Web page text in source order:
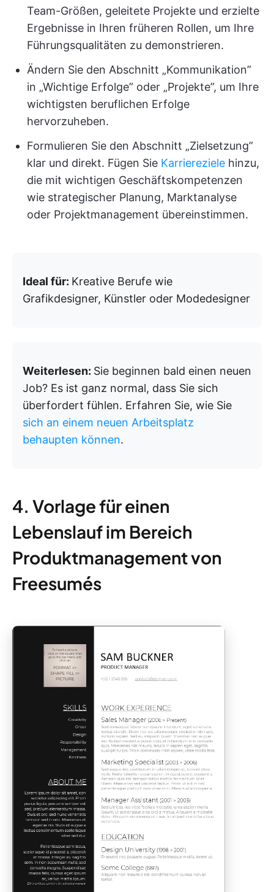
Team-Größen, geleitete Projekte und erzielte
Ergebnisse in Ihren früheren Rollen, um Ihre
Führungsqualitäten zu demonstrieren.
Ändern Sie den Abschnitt „Kommunikation”
in „Wichtige Erfolge” oder „Projekte”, um Ihre
wichtigsten beruflichen Erfolge
hervorzuheben.
Formulieren Sie den Abschnitt „Zielsetzung”
klar und direkt. Fügen Sie Karriereziele hinzu,
die mit wichtigen Geschäftskompetenzen
wie strategischer Planung, Marktanalyse
oder Projektmanagement übereinstimmen.
Ideal für: Kreative Berufe wie
Grafikdesigner, Künstler oder Modedesigner
Weiterlesen: Sie beginnen bald einen neuen
Job? Es ist ganz normal, dass Sie sich
überfordert fühlen. Erfahren Sie, wie Sie
sich an einem neuen Arbeitsplatz
behaupten können.
4. Vorlage für einen
Lebenslauf im Bereich
Produktmanagement von
Freesumés